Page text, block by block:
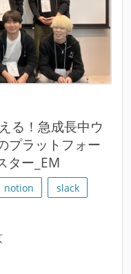
る！急成長中ウ
プラットフォー
ター_EM
notion
slack